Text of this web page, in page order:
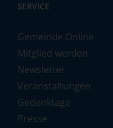
SERVICE
Gemeinde Online
Mitglied werden
Newsletter
Veranstaltungen
Gedenktage
Presse